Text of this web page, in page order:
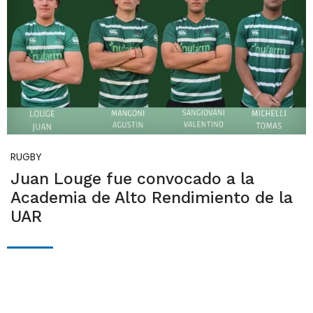
RUGBY
Juan Louge fue convocado a la
Academia de Alto Rendimiento de la
UAR